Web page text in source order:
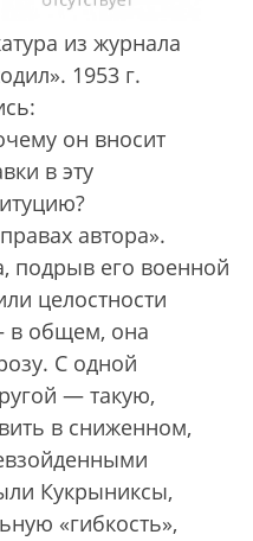
из журнала
1953 г.
он вносит
в эту
автора».
подрыв его военной
целостности
в общем, она
С одной
— такую,
в сниженном,
Кукрыниксы,
«гибкость»,